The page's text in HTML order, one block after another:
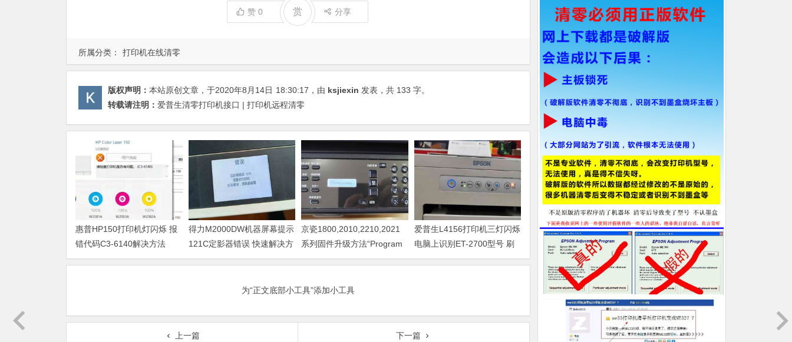
所属分类： 打印机在线清零
赞 0 赏 分享
版权声明： 本站原创文章，于2020年8月14日 18:30:17 ，由 ksjiexin 发表，共 133 字。
转载请注明： 爱普生清零打印机接口 | 打印机远程清零
惠普HP150打印机灯闪烁 报
错代码C3-6140解决方法
得力M2000DW机器屏幕提示
121C定影器错误 快速解决方
法
京瓷1800,2010,2210,2021
系列固件升级方法“Program
Loading或者卡LOGO
爱普生L4156打印机三灯闪烁
电脑上识别ET-2700型号 刷
固件快速解决问题
为“正文底部小工具”添加小工具
上一篇
下一篇